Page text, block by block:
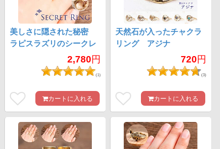
美しさに隠された秘密
ラピスラズリのシークレ
2,780円
(1)
カートに入れる
天然石が入ったチャクラ
リング アジナ
720円
(3)
カートに入れる